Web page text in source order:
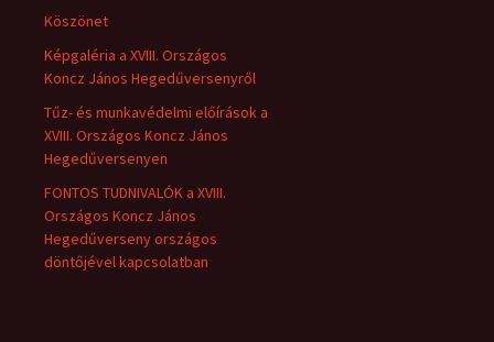
Köszönet
Képgaléria a XVIII. Országos
Koncz János Hegedűversenyről
Tűz- és munkavédelmi előírások a
XVIII. Országos Koncz János
Hegedűversenyen
FONTOS TUDNIVALÓK a XVIII.
Országos Koncz János
Hegedűverseny országos
döntőjével kapcsolatban